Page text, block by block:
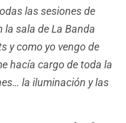
las sesiones de
la sala de La Banda
y como yo vengo de
hacía cargo de toda la
la iluminación y las